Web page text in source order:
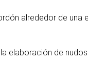
alrededor de
elaboración de